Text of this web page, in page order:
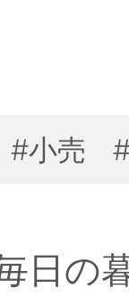
#小売
日の